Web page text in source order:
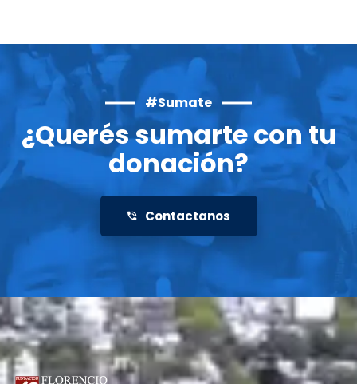
#Sumate
¿Querés sumarte con tu
donación?
Contactanos